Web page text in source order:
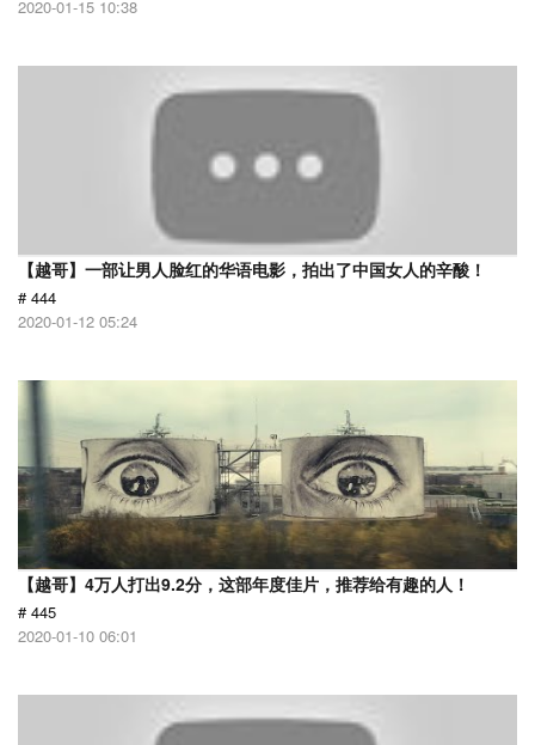
2020-01-15 10:38
【越哥】一部让男人脸红的华语电影，拍出了中国女人的辛酸！
# 444
2020-01-12 05:24
【越哥】4万人打出9.2分，这部年度佳片，推荐给有趣的人！
# 445
2020-01-10 06:01